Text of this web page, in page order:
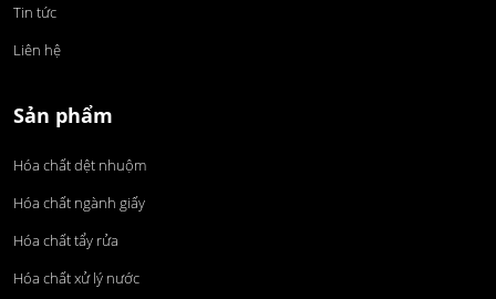
Tin tức
Liên hệ
Sản phẩm
Hóa chất dệt nhuộm
Hóa chất ngành giấy
Hóa chất tẩy rửa
Hóa chất xử lý nước